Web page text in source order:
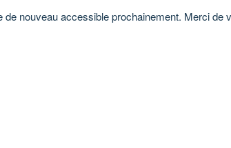
nouveau accessible prochainement. Merci de